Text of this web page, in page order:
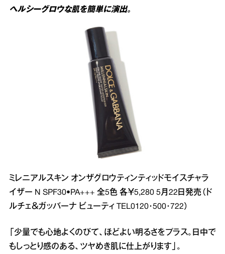
ヘルシーグロウな肌を簡単に演出。
ミレニアルスキン オンザグロウティンティッドモイスチャラ
イザー N SPF30•PA+++ 全5色 各￥5,280 5月22日発売（ド
ルチェ＆ガッバーナ ビューティ TEL0120･500･722）
「少量でも心地よくのびて、ほどよい明るさをプラス。日中で
もしっとり感のある、ツヤめき肌に仕上がります」。